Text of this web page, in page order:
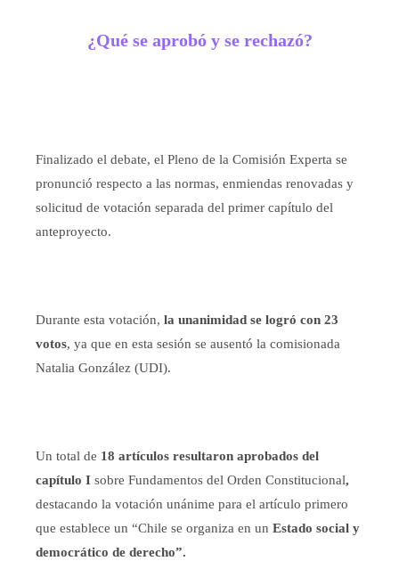
¿Qué se aprobó y se rechazó?
Finalizado el debate, el Pleno de la Comisión Experta se
pronunció respecto a las normas, enmiendas renovadas y
solicitud de votación separada del primer capítulo del
anteproyecto.
Durante esta votación, la unanimidad se logró con 23
votos, ya que en esta sesión se ausentó la comisionada
Natalia González (UDI).
Un total de 18 artículos resultaron aprobados del
capítulo I sobre Fundamentos del Orden Constitucional,
destacando la votación unánime para el artículo primero
que establece un “Chile se organiza en un Estado social y
democrático de derecho”.